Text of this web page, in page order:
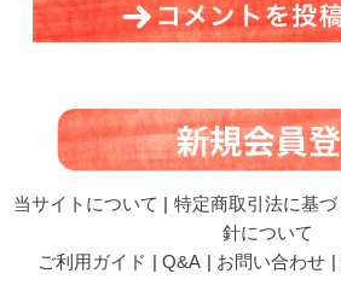
当サイトについて | 特定商取引法に基
針について
ご利用ガイド | Q&A | お問い合わせ |